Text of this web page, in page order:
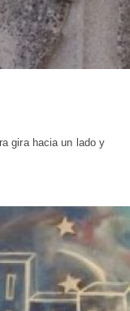
gira hacia un lado y